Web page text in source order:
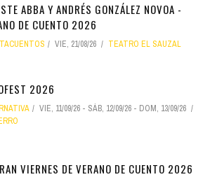
ABBA Y ANDRÉS GONZÁLEZ NOVOA -
DE CUENTO 2026
VIE, 21/08/26 TEATRO EL SAUZAL
2026
VIE, 11/09/26 - SÁB, 12/09/26 - DOM, 13/09/26
VIERNES DE VERANO DE CUENTO 2026